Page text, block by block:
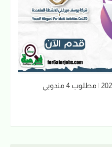
وظائف مبيعات في السودان 2026 | مطلوب 4 مندوبي